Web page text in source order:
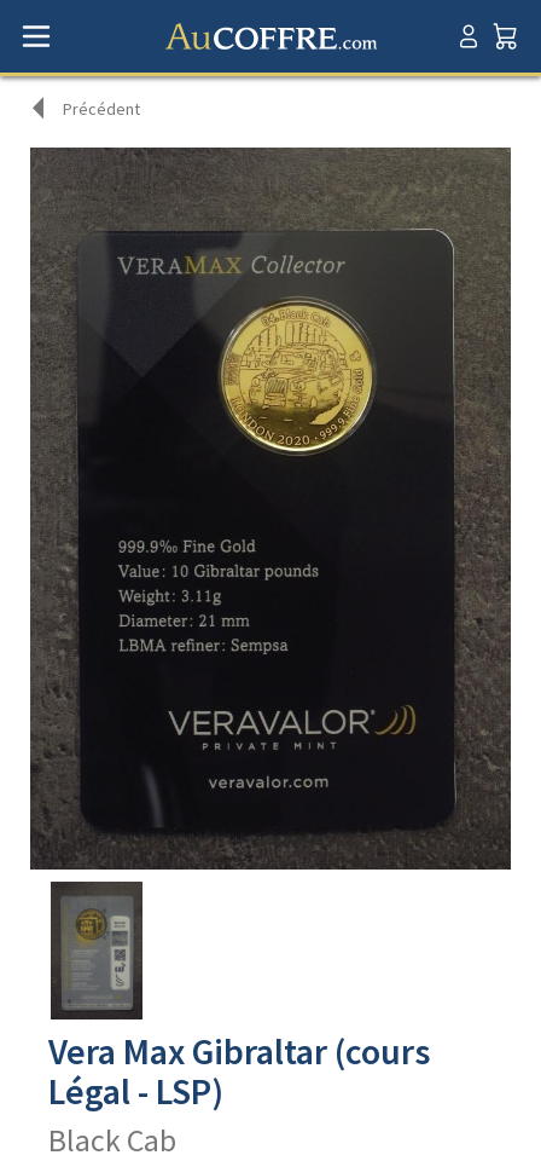
Précédent
Avers
produit
Vera Max Gibraltar (cours
Légal - LSP)
Black Cab